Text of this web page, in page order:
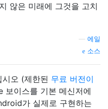
않은 미래에 그것을 고치
에일
소스
오 (제한된 무료 버전이
보이스를 기본 메신저에
가 실제로 구현하는